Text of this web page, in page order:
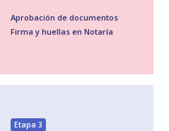
Aprobación de documentos
Firma y huellas en Notaría
Etapa 3